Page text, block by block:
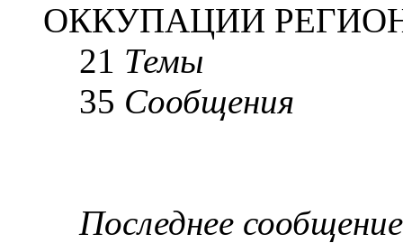
ОККУПАЦИИ
21 Темы
35 Сообщения
Последнее сообщение